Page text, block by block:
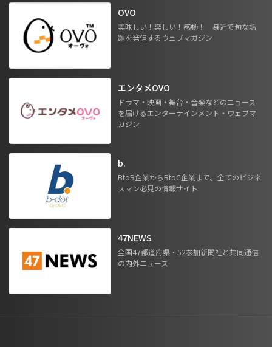
OVO
美味しい！楽しい！感動！ 身近で旬な話
題を発信するウェブマガジン
エンタメOVO
ドラマ・映画・舞台・音楽などのニュース
を届けるエンターテインメント・ウェブマ
ガジン
b.
BtoB企業からBtoC企業まで。全てのビジネ
スマン必見の情報サイト
47NEWS
全国47都道府県・52参加新聞社と共同通信
の内外ニュース